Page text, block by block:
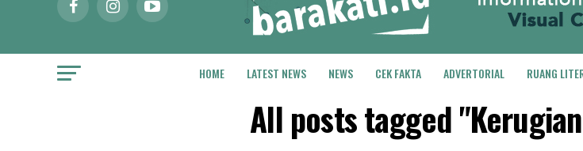
HOME LATEST NEWS NEWS CEK FAKTA ADVERTORIAL RUANG
All posts tagged "Kerugian